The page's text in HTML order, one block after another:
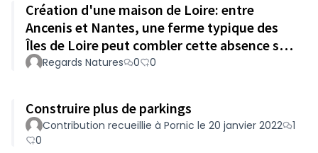
Création d'une maison de Loire: entre
Ancenis et Nantes, une ferme typique des
Îles de Loire peut combler cette absence sur
le département.
Regards Natures 0 0
Construire plus de parkings
Contribution recueillie à Pornic le 20 janvier 2022
1
0